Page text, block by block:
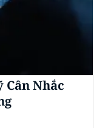
Cân Nhắc